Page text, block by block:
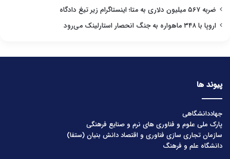
ضربه ۵۶۷ میلیون دلاری به متا؛ اینستاگرام زیر تیغ دادگاه
اروپا با ۳۴۸ ماهواره به جنگ انحصار استارلینک می‌رود
پیوند ها
جهاددانشگاهی
پارک ملی علوم و فناوری های نرم و صنایع فرهنگی
سازمان تجاری سازی فناوری و اقتصاد دانش بنیان (ستفا)
دانشگاه علم و فرهنگ